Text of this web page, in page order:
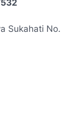
Sukahati No.